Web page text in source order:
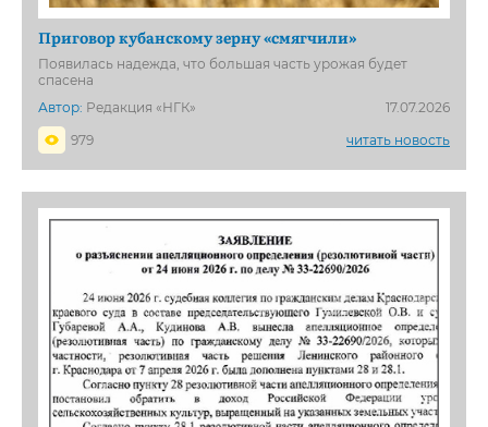
Приговор кубанскому зерну «смягчили»
Появилась надежда, что большая часть урожая будет
спасена
Автор: Редакция «НГК»
17.07.2026
979
читать новость